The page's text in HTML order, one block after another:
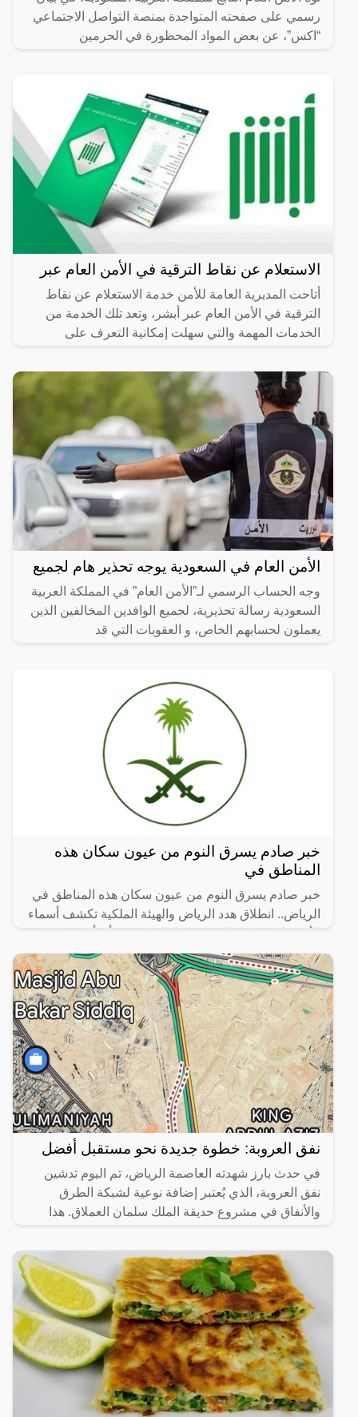
رسمي على صفحته المتواجدة بمنصة التواصل الاجتماعي
“اكس”، عن بعض المواد المحظورة في الحرمين
الاستعلام عن نقاط الترقية في الأمن العام عبر
أتاحت المديرية العامة للأمن خدمة الاستعلام عن نقاط
الترقية في الأمن العام عبر أبشر، وتعد تلك الخدمة من
الخدمات المهمة والتي سهلت إمكانية التعرف على
الأمن العام في السعودية يوجه تحذير هام لجميع
وجه الحساب الرسمي لـ”الأمن العام” في المملكة العربية
السعودية رسالة تحذيرية، لجميع الوافدين المخالفين الذين
يعملون لحسابهم الخاص، و العقوبات التي قد
خبر صادم يسرق النوم من عيون سكان هذه
المناطق في
خبر صادم يسرق النوم من عيون سكان هذه المناطق في
الرياض.. انطلاق هدد الرياض والهيئة الملكية تكشف أسماء
نفق العروبة: خطوة جديدة نحو مستقبل أفضل
في حدث بارز شهدته العاصمة الرياض، تم اليوم تدشين
نفق العروبة، الذي يُعتبر إضافة نوعية لشبكة الطرق
والأنفاق في مشروع حديقة الملك سلمان العملاق. هذا